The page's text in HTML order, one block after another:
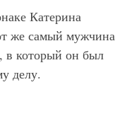
Катерина
же самый мужчина
в который он был
делу.